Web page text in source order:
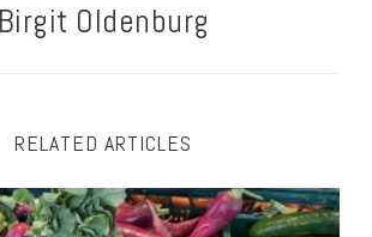
Birgit Oldenburg
RELATED ARTICLES
tut Deinen Hormonen gut?